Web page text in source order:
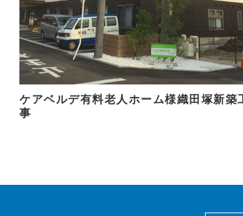
ケアベルデ有料老人ホーム様織田塚新築
事